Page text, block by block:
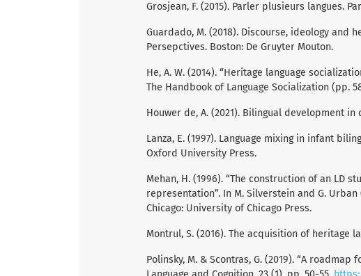
Grosjean, F. (2015). Parler plusieurs langues.
Guardado, M. (2018). Discourse, ideology and
Persepctives. Boston: De Gruyter Mouton.
He, A. W. (2014). “Heritage language
The Handbook of Language Socialization (pp.
Houwer de, A. (2021). Bilingual development in
Lanza, E. (1997). Language mixing in infant
Oxford University Press.
Mehan, H. (1996). “The construction of an LD
representation”. In M. Silverstein and G.
Chicago: University of Chicago Press.
Montrul, S. (2016). The acquisition of heritage
Polinsky, M. & Scontras, G. (2019). “A